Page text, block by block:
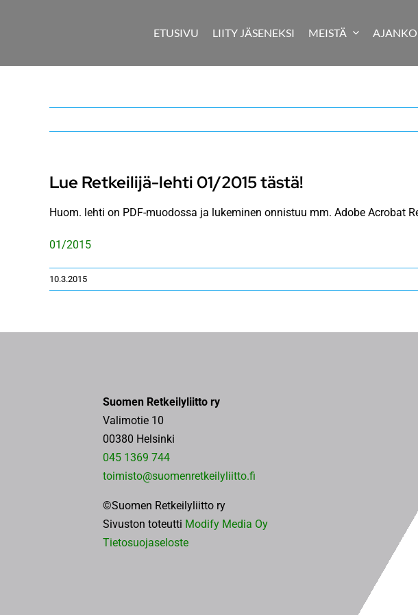
ETUSIVU LIITY JÄSENEKSI MEISTÄ
Lue Retkeilijä-lehti 01/2015 tästä!
Huom. lehti on PDF-muodossa ja lukeminen onnistuu mm. Adobe Acrobat
01/2015
10.3.2015
Suomen Retkeilyliitto ry
Valimotie 10
00380 Helsinki
045 1369 744
toimisto@suomenretkeilyliitto.fi
©Suomen Retkeilyliitto ry
Sivuston toteutti Modify Media Oy
Tietosuojaseloste